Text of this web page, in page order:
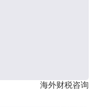
海外财税咨询